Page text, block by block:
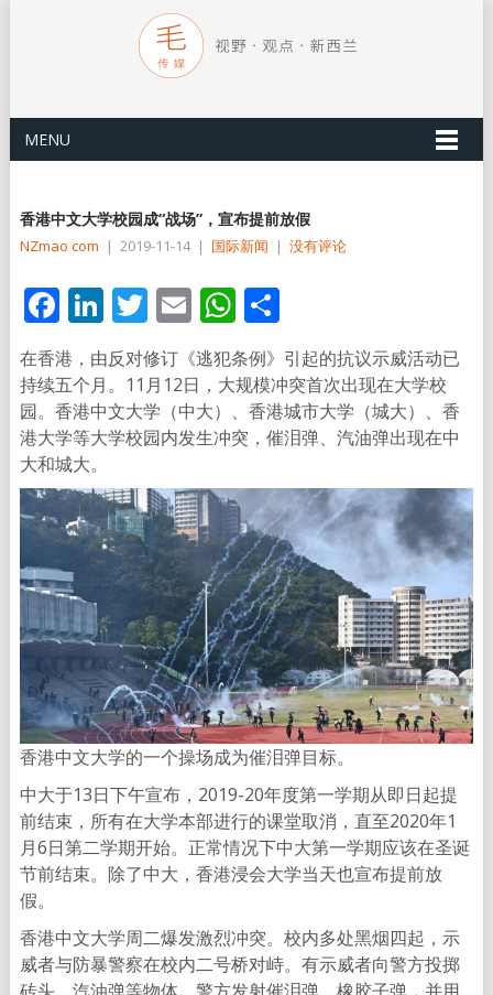
MENU
香港中文大学校园成“战场”，宣布提前放假
NZmao com | 2019-11-14 | 国际新闻 | 没有评论
Facebook
LinkedIn
Twitter
EmailWhatsApp
分
享
在香港，由反对修订《逃犯条例》引起的抗议示威活动已
持续五个月。11月12日，大规模冲突首次出现在大学校
园。香港中文大学（中大）、香港城市大学（城大）、香
港大学等大学校园内发生冲突，催泪弹、汽油弹出现在中
大和城大。
香港中文大学的一个操场成为催泪弹目标。
中大于13日下午宣布，2019-20年度第一学期从即日起提
前结束，所有在大学本部进行的课堂取消，直至2020年1
月6日第二学期开始。正常情况下中大第一学期应该在圣诞
节前结束。除了中大，香港浸会大学当天也宣布提前放
假。
香港中文大学周二爆发激烈冲突。校内多处黑烟四起，示
威者与防暴警察在校内二号桥对峙。有示威者向警方投掷